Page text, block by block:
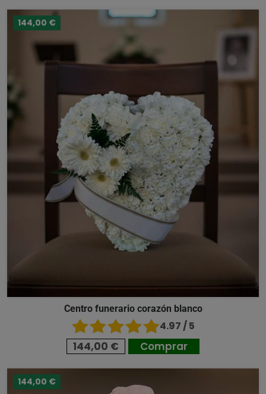
144,00 €
Centro funerario corazón blanco
4.97 / 5
144,00 € Comprar
144,00 €